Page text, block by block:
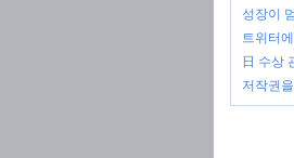
성장이
트위터
日 수상
저작권